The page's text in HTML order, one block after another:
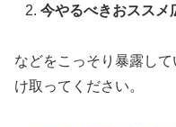
今やるべきおススメ
などをこっそり暴露し
け取ってください。